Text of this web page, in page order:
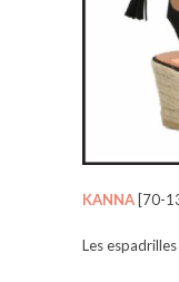
KANNA[70-
Les